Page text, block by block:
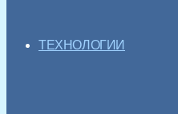
ТЕХНОЛОГИИ